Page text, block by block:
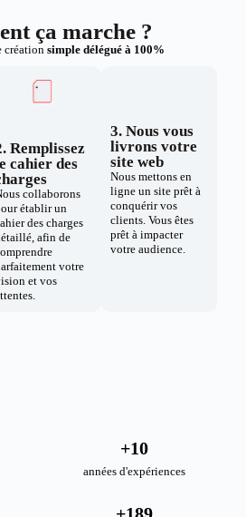
ça marche ?
création simple délégué à 100%
Remplissez
cahier des
collaborons
établir un
des charges
afin de
votre
et vos
3. Nous vous
livrons votre
site web
Nous mettons en
ligne un site prêt à
conquérir vos
clients. Vous êtes
prêt à impacter
votre audience.
années d'expériences
+10